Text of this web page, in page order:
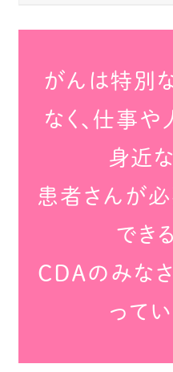
がんは特別
なく、仕事
身近
患者さんが
でき
CDAのみな
って